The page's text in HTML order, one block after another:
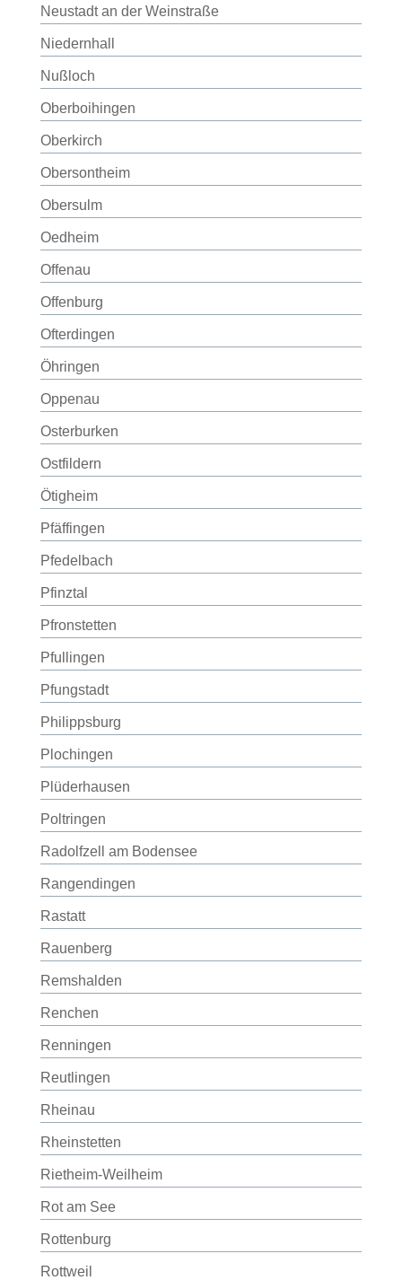
Neustadt an der Weinstraße
Niedernhall
Nußloch
Oberboihingen
Oberkirch
Obersontheim
Obersulm
Oedheim
Offenau
Offenburg
Ofterdingen
Öhringen
Oppenau
Osterburken
Ostfildern
Ötigheim
Pfäffingen
Pfedelbach
Pfinztal
Pfronstetten
Pfullingen
Pfungstadt
Philippsburg
Plochingen
Plüderhausen
Poltringen
Radolfzell am Bodensee
Rangendingen
Rastatt
Rauenberg
Remshalden
Renchen
Renningen
Reutlingen
Rheinau
Rheinstetten
Rietheim-Weilheim
Rot am See
Rottenburg
Rottweil